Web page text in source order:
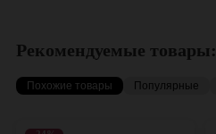
Рекомендуемые товары:
Похожие товары Популярные